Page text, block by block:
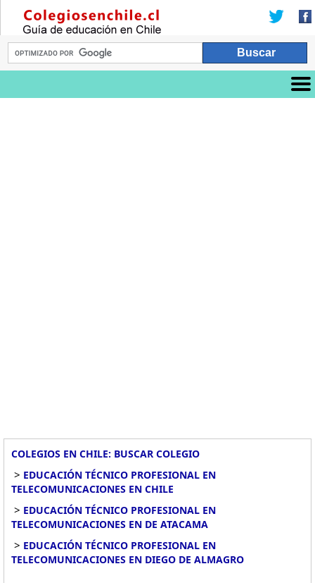
COLEGIOS EN CHILE: BUSCAR COLEGIO
> EDUCACIÓN TÉCNICO PROFESIONAL EN
TELECOMUNICACIONES EN CHILE
> EDUCACIÓN TÉCNICO PROFESIONAL EN
TELECOMUNICACIONES EN DE ATACAMA
> EDUCACIÓN TÉCNICO PROFESIONAL EN
TELECOMUNICACIONES EN DIEGO DE ALMAGRO